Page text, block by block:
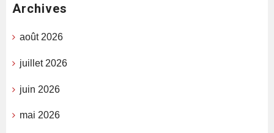
Archives
août 2026
juillet 2026
juin 2026
mai 2026